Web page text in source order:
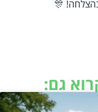
🎊
גם: